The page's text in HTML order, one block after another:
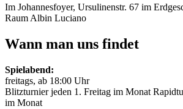
Im Johannesfoyer, Ursulinenstr. 67 im
Raum Albin Luciano
Wann man uns findet
Spielabend:
freitags, ab 18:00 Uhr
Blitzturnier jeden 1. Freitag im Monat
im Monat